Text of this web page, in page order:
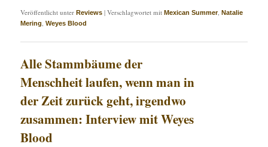
Veröffentlicht unter Reviews |Verschlagwortet mit Mexican Summer,Natalie
Mering,Weyes Blood
Alle Stammbäume der
Menschheit laufen, wenn man in
der Zeit zurück geht, irgendwo
zusammen: Interview mit Weyes
Blood